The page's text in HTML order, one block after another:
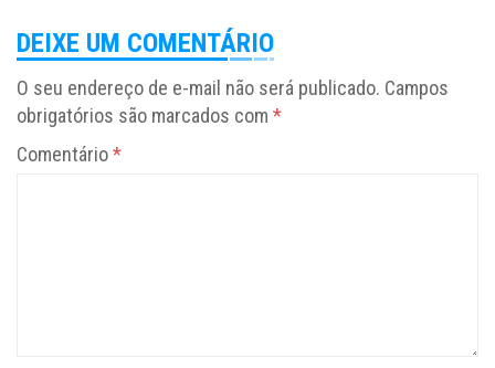
DEIXE UM COMENTÁRIO
O seu endereço de e-mail não será publicado. Campos
obrigatórios são marcados com *
Comentário*